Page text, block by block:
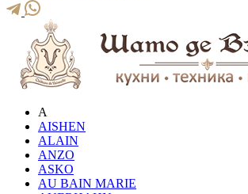
A
AISHEN
ALAIN
ANZO
ASKO
AU BAIN MARIE